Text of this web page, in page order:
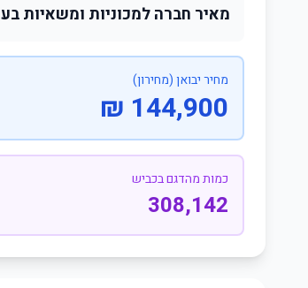
מאיר חברה למכוניות ומשאיות בע
מחיר יבואן (מחירון)
144,900 ₪
כמות מהדגם בכביש
308,142